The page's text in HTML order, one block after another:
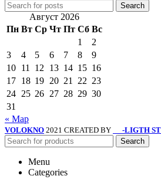
Search
Август 2026
Пн Вт Ср Чт Пт Сб Вс
1
2
3
4 5 6 7 8
9
10 11 12 13 14 15 16
17 18 19 20 21 22 23
24 25 26 27 28 29 30
31
« Мар
VOLOKNO 2021 CREATED BY -LIGTH
Search
Menu
Categories